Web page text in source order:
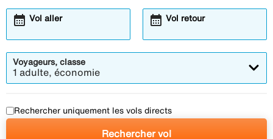
Vol aller
calendar_month Vol retour
calendar_month
Voyageurs, classe
1 adulte, économie
Rechercher uniquement les vols directs
Rechercher vol